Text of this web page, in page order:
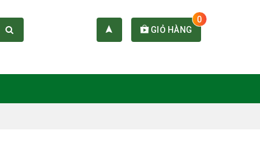
GIỎ HÀNG
0